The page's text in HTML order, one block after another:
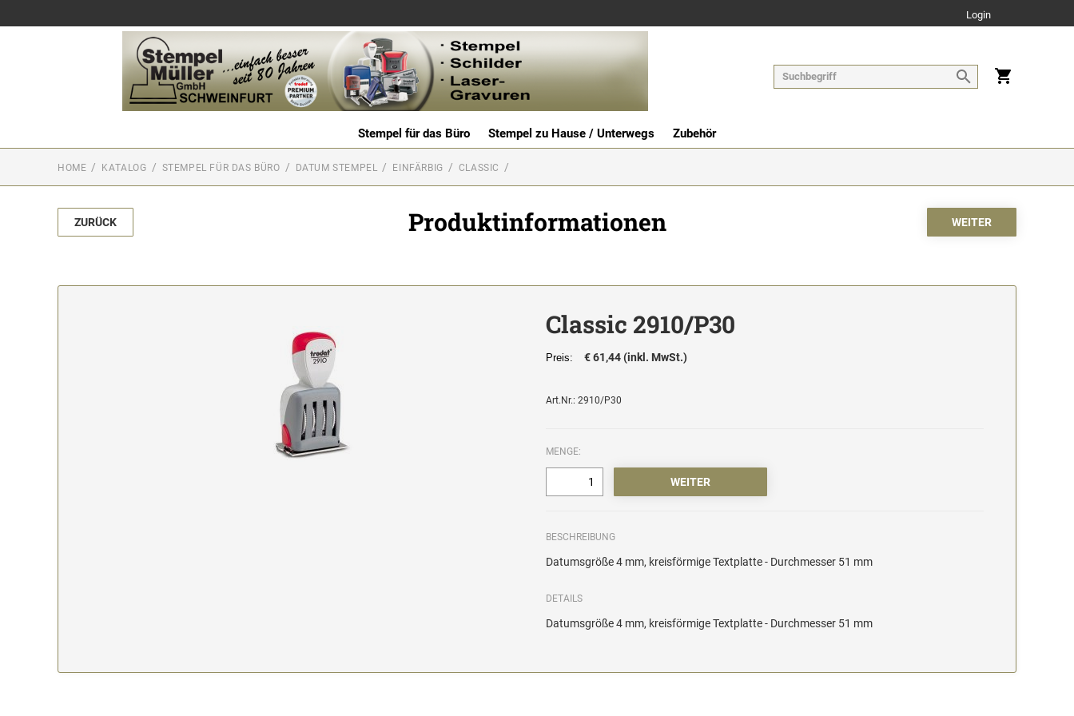
Login
Stempel für das Büro Stempel zu Hause / Unterwegs Zubehör
HOME KATALOG STEMPEL FÜR DAS BÜRO DATUM STEMPEL EINFÄRBIG CLASSIC
ZURÜCK Produktinformationen
Classic 2910/P30
Preis: € 61,44 (inkl. MwSt.)
Art.Nr.: 2910/P30
MENGE:
BESCHREIBUNG
Datumsgröße 4 mm, kreisförmige Textplatte - Durchmesser 51 mm
DETAILS
Datumsgröße 4 mm, kreisförmige Textplatte - Durchmesser 51 mm